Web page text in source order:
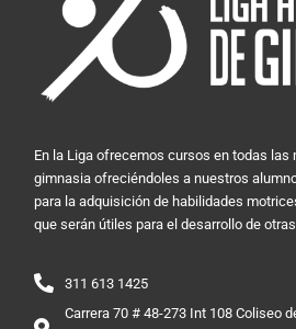
En la Liga ofrecemos cursos en todas
gimnasia ofreciéndoles a nuestros
para la adquisición de habilidades
que serán útiles para el desarrollo de
311 613 1425
Carrera 70 # 48-273 Int 108 Coliseo